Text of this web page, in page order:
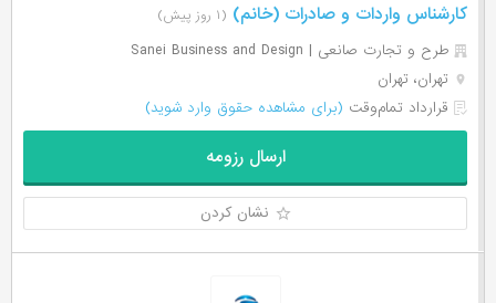
کارشناس واردات و صادرات (خانم) (۱ روز پیش)
طرح و تجارت صانعی | Sanei Business and Design
تهران، تهران
قرارداد تمام‌وقت (برای مشاهده حقوق وارد شوید)
ارسال رزومه
نشان کردن